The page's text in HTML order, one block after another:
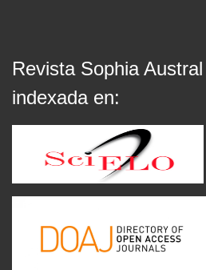
Revista Sophia
indexada en: